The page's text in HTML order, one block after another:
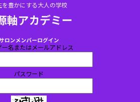
を豊かにする大人の学校
軸アカデミー
ロンメンバーログイン
ー名またはメールアドレス
パスワード